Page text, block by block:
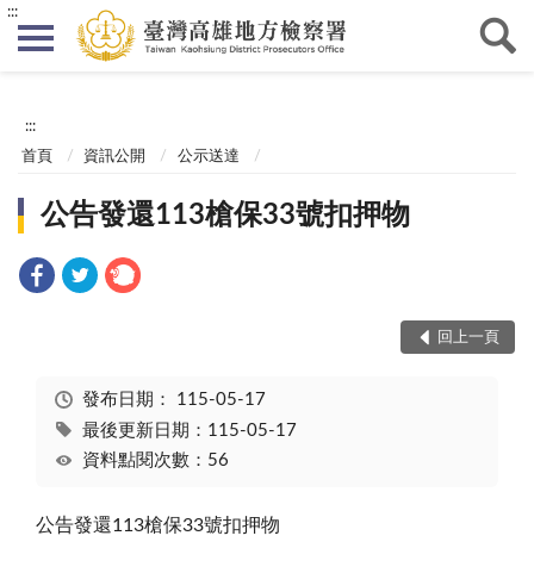
:::
:::
首頁 資訊公開 公示送達
公告發還113槍保33號扣押物
回上一頁
發布日期： 115-05-17
最後更新日期：115-05-17
資料點閱次數：56
公告發還113槍保33號扣押物